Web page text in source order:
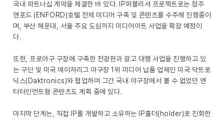
국내 파트너십 계약을 체결한 바 있다. IP퍼블리셔 프로젝트로는 청주
엔포드 (ENFORD)호텔 전체 미디어 구축 및 콘텐츠를 수주해 진행중이
며, 부산 해운대, 서울 주요 도심까지 미디어아트 사업을 확장 예정이
다.
또한, 프로야구 구장에 구축한 전광판과 광고 대행 사업을 진행하고 있
는 구단 및 미국 메이져리그 야구장 1위 미디어 납품 업체인 미국 닥트로
닉스(Daktronics)와 협업하여 그간 국내 야구장에서 볼 수 없었던 엔
터터인먼트형 콘텐츠도 계획 중에 있다.
마지막 단계는, 직접 IP를 개발하고 소유하는 IP홀더(holder)로 진화한